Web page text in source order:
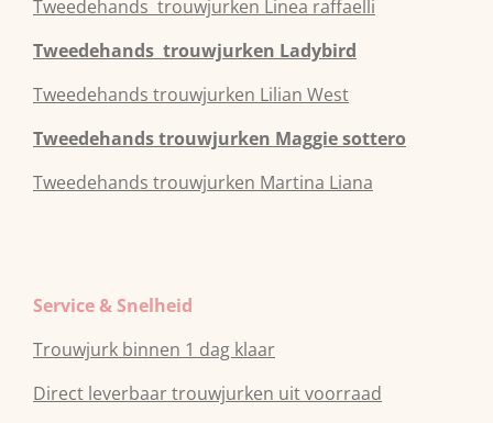
Tweedehands trouwjurken Linea raffaelli
Tweedehands trouwjurken Ladybird
Tweedehands trouwjurken Lilian West
Tweedehandstrouwjurken Maggie sottero
Tweedehands trouwjurken Martina Liana
Service & Snelheid
Trouwjurk binnen 1 dag klaar
Direct leverbaar trouwjurken uit voorraad